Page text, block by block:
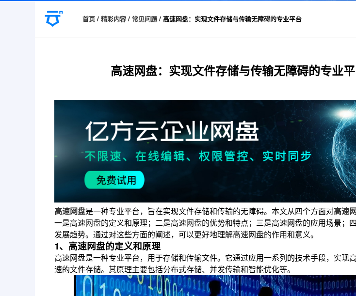
首页 / 精彩内容 / 常见问题 / 高速网盘：实现文件存储与传输无障碍的专业平台
高速网盘：实现文件存储与传输无障碍的专业
高速网盘是一种专业平台，旨在实现文件存储和传输的无障碍。本文从四个方面对高速
一是高速网盘的定义和原理；二是高速网盘的优势和特点；三是高速网盘的应用场景；
发展趋势。通过对这些方面的阐述，可以更好地理解高速网盘的作用和意义。
1、高速网盘的定义和原理
高速网盘是一种专业平台，用于存储和传输文件。它通过应用一系列的技术手段，实现
速的文件存储。其原理主要包括分布式存储、并发传输和智能优化等。